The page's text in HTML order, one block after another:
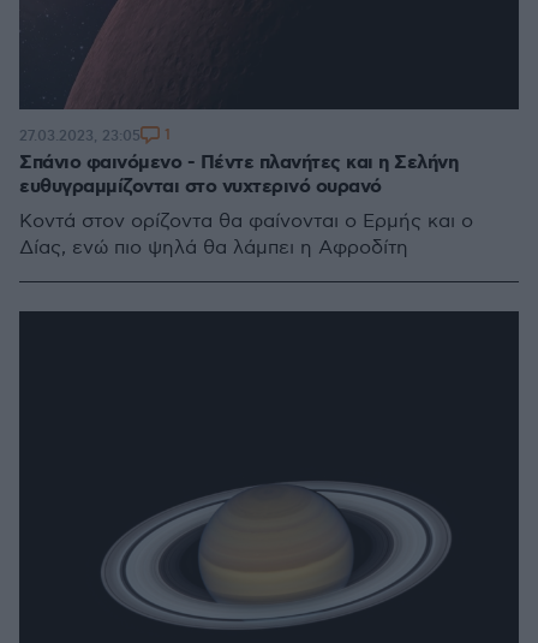
Σπάνιο φαινόμενο - Πέντε πλανήτες και η Σελήνη
ευθυγραμμίζονται στο νυχτερινό ουρανό
Κοντά στον ορίζοντα θα φαίνονται ο Ερμής και ο
Δίας, ενώ πιο ψηλά θα λάμπει η Αφροδίτη
27.03.2023, 23:05 1